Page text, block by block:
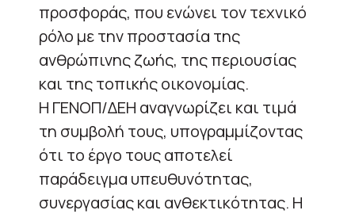
προσφοράς, που ενώνει τον τεχνικό
ρόλο με την προστασία της
ανθρώπινης ζωής, της περιουσίας
και της τοπικής οικονομίας.
Η ΓΕΝΟΠ/ΔΕΗ αναγνωρίζει και τιμά
τη συμβολή τους, υπογραμμίζοντας
ότι το έργο τους αποτελεί
παράδειγμα υπευθυνότητας,
συνεργασίας και ανθεκτικότητας. Η